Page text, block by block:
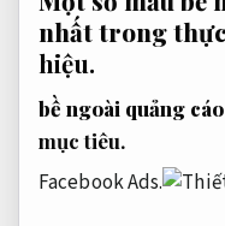
nhất trong
hiệu.
bề ngoài quảng
mục tiêu.
Facebook Ads.